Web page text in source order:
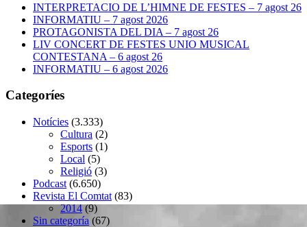
INTERPRETACIO DE L’HIMNE DE FESTES – 7 agost 26
INFORMATIU – 7 agost 2026
PROTAGONISTA DEL DIA – 7 agost 26
LIV CONCERT DE FESTES UNIO MUSICAL
CONTESTANA – 6 agost 26
INFORMATIU – 6 agost 2026
Categoríes
Notícies (3.333)
Cultura (2)
Esports (1)
Local (5)
Religió (3)
Podcast (6.650)
Revista El Comtat (83)
2014(9)
Sin categoría (67)